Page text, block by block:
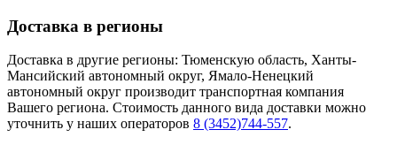
Доставка в регионы
Доставка в другие регионы: Тюменскую область, Ханты-
Мансийский автономный округ, Ямало-Ненецкий
автономный округ производит транспортная компания
Вашего региона. Стоимость данного вида доставки можно
уточнить у наших операторов 8 (3452)744-557.